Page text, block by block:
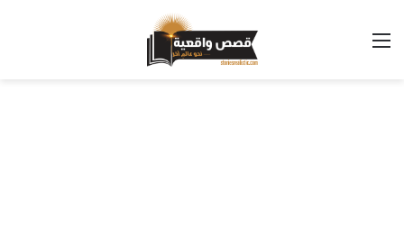
القائمة